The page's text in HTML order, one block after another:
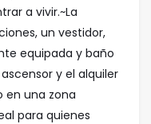
a vivir.~La
un vestidor,
equipada y baño
y el alquiler
en una zona
para quienes